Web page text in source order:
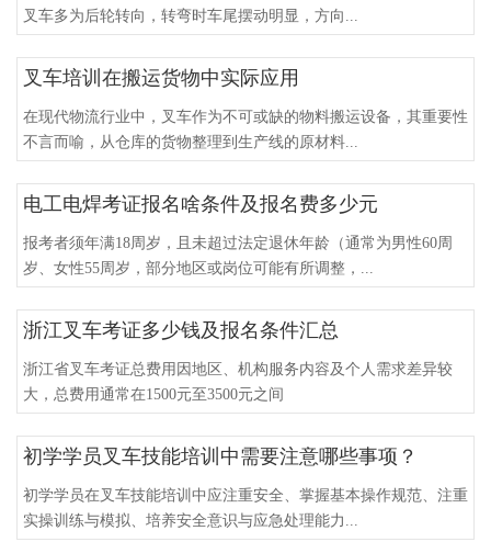
叉车多为后轮转向，转弯时车尾摆动明显，方向...
叉车培训在搬运货物中实际应用
在现代物流行业中，叉车作为不可或缺的物料搬运设备，其重要性
不言而喻，从仓库的货物整理到生产线的原材料...
电工电焊考证报名啥条件及报名费多少元
报考者须年满18周岁，且未超过法定退休年龄（通常为男性60周
岁、女性55周岁，部分地区或岗位可能有所调整，...
浙江叉车考证多少钱及报名条件汇总
浙江省叉车考证总费用因地区、机构服务内容及个人需求差异较
大，总费用通常在1500元至3500元之间
初学学员叉车技能培训中需要注意哪些事项？
初学学员在叉车技能培训中应注重安全、掌握基本操作规范、注重
实操训练与模拟、培养安全意识与应急处理能力...